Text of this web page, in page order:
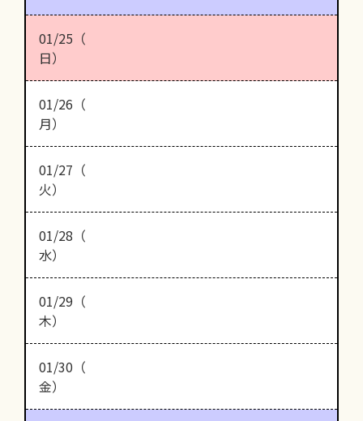
01/25（
日）
01/26（
月）
01/27（
火）
01/28（
水）
01/29（
木）
01/30（
金）